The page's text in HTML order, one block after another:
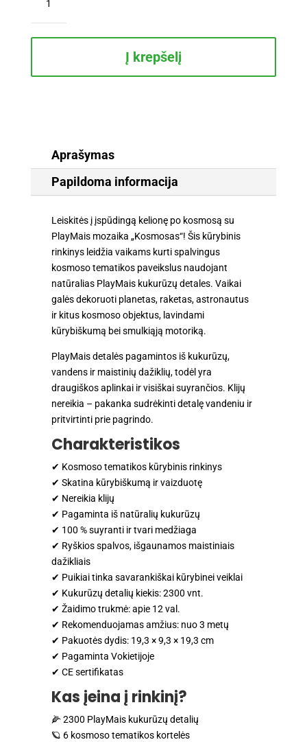
kiekis:
PlayMais
mozaika
Į krepšelį
Aprašymas
Papildoma informacija
Leiskitės į įspūdingą kelionę po kosmosą su
PlayMais mozaika „Kosmosas“! Šis kūrybinis
rinkinys leidžia vaikams kurti spalvingus
kosmoso tematikos paveikslus naudojant
natūralias PlayMais kukurūzų detales. Vaikai
galės dekoruoti planetas, raketas, astronautus
ir kitus kosmoso objektus, lavindami
kūrybiškumą bei smulkiąją motoriką.
PlayMais detalės pagamintos iš kukurūzų,
vandens ir maistinių dažiklių, todėl yra
draugiškos aplinkai ir visiškai suyrančios. Klijų
nereikia – pakanka sudrėkinti detalę vandeniu ir
pritvirtinti prie pagrindo.
Charakteristikos
✔ Kosmoso tematikos kūrybinis rinkinys
✔ Skatina kūrybiškumą ir vaizduotę
✔ Nereikia klijų
✔ Pagaminta iš natūralių kukurūzų
✔ 100 % suyranti ir tvari medžiaga
✔ Ryškios spalvos, išgaunamos maistiniais
dažikliais
✔ Puikiai tinka savarankiškai kūrybinei veiklai
✔ Kukurūzų detalių kiekis: 2300 vnt.
✔ Žaidimo trukmė: apie 12 val.
✔ Rekomenduojamas amžius: nuo 3 metų
✔ Pakuotės dydis: 19,3 × 9,3 × 19,3 cm
✔ Pagaminta Vokietijoje
✔ CE sertifikatas
Kas įeina į rinkinį?
🌽 2300 PlayMais kukurūzų detalių
🪐 6 kosmoso tematikos kortelės